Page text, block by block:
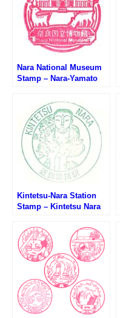
Nara National Museum
Stamp – Nara-Yamato
良国立博物館のスタンプ)
Kintetsu-Nara Station
Stamp – Kintetsu Nara
奈良駅のスタンプ)